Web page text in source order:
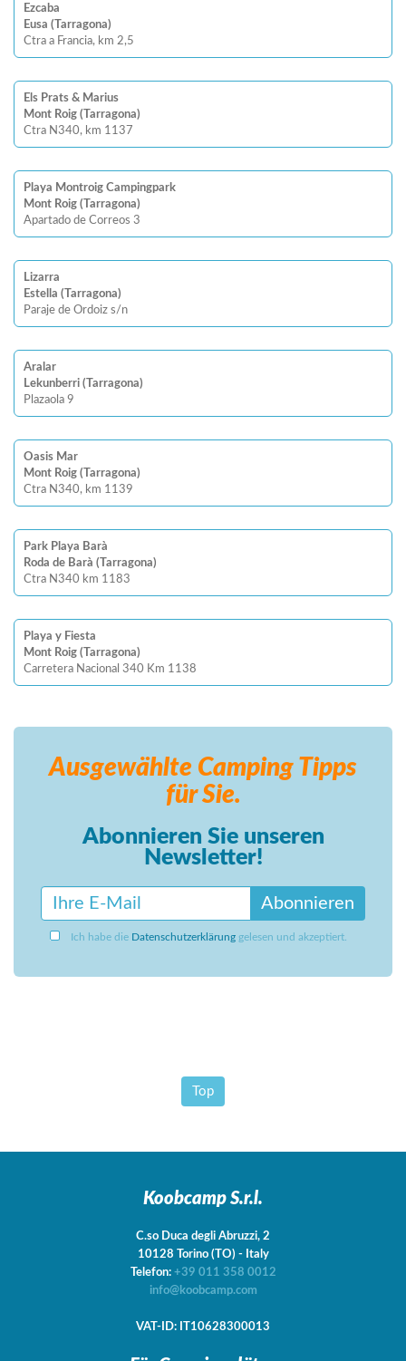
Ezcaba
Eusa (Tarragona)
Ctra a Francia, km 2,5
Els Prats & Marius
Mont Roig (Tarragona)
Ctra N340, km 1137
Playa Montroig Campingpark
Mont Roig (Tarragona)
Apartado de Correos 3
Lizarra
Estella (Tarragona)
Paraje de Ordoiz s/n
Aralar
Lekunberri (Tarragona)
Plazaola 9
Oasis Mar
Mont Roig (Tarragona)
Ctra N340, km 1139
Park Playa Barà
Roda de Barà (Tarragona)
Ctra N340 km 1183
Playa y Fiesta
Mont Roig (Tarragona)
Carretera Nacional 340 Km 1138
Ausgewählte Camping Tipps
für Sie.
Abonnieren Sie unseren
Newsletter!
Abonnieren
Ich habe die Datenschutzerklärung gelesen und akzeptiert.
Top
Koobcamp S.r.l.
C.so Duca degli Abruzzi, 2
10128 Torino (TO) - Italy
Telefon: +39 011 358 0012
info@koobcamp.com
VAT-ID: IT10628300013